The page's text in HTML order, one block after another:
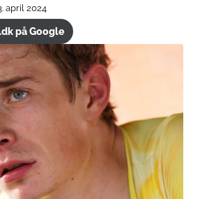
april 2024
på Google